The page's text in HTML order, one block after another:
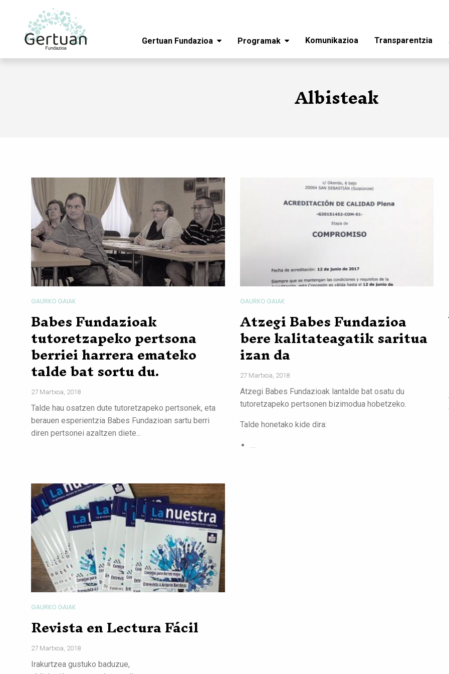
Gertuan Fundazioa Programak Komunikazioa Transparentzia
Albisteak
GAURKO GAIAK
Babes Fundazioak
tutoretzapeko pertsona
berriei harrera emateko
talde bat sortu du.
27 Martxoa, 2018
Talde hau osatzen dute tutoretzapeko pertsonek, eta
berauen esperientzia Babes Fundazioan sartu berri
diren pertsonei azaltzen diete...
GAURKO GAIAK
Atzegi Babes Fundazioa
bere kalitateagatik saritua
izan da
27 Martxoa, 2018
Atzegi Babes Fundazioak lantalde bat osatu du
tutoretzapeko pertsonen bizimodua hobetzeko.
Talde honetako kide dira:
...
GAURKO GAIAK
Revista en Lectura Fácil
27 Martxoa, 2018
Irakurtzea gustuko baduzue,